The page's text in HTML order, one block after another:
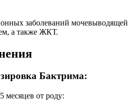
заболеваний мочевыводящей
а также ЖКТ.
Бактрима:
месяцев от роду: